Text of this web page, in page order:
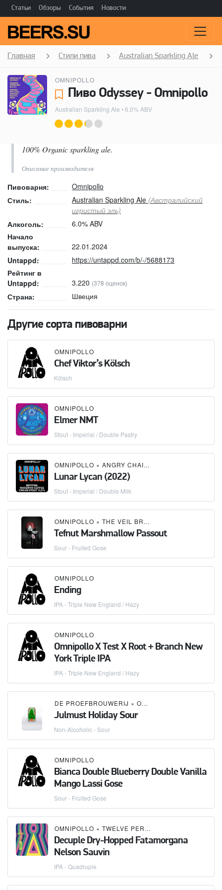
Статьи Обзоры События Новости
Главная Стили пива Australian Sparkling Ale
OMNIPOLLO
Пиво Odyssey - Omnipollo
Australian Sparkling Ale • 6.0% ABV
100% Organic sparkling ale.
Описание производителя
Пивоварня:
Omnipollo
Стиль:
Australian Sparkling Ale (Австралийский
игристый эль)
Алкоголь:
6.0% ABV
Начало
выпуска:
22.01.2024
Untappd:
https://untappd.com/b/-/5688173
Рейтинг в
Untappd:
3.220 (378 оценок)
Страна: Швеция
Другие сорта пивоварни
OMNIPOLLO
Chef Viktor’s Kölsch
Kölsch
OMNIPOLLO
Elmer NMT
Stout - Imperial / Double Pastry
OMNIPOLLO × ANGRY CHAIR BREWING
Lunar Lycan (2022)
Stout - Imperial / Double Milk
OMNIPOLLO × THE VEIL BREWING CO.
Tefnut Marshmallow Passout
Sour - Fruited Gose
OMNIPOLLO
Ending
IPA - Triple New England / Hazy
OMNIPOLLO
Omnipollo X Test X Root + Branch New
York Triple IPA
IPA - Triple New England / Hazy
DE PROEFBROUWERIJ × OMNIPOLLO
Julmust Holiday Sour
Non-Alcoholic - Sour
OMNIPOLLO
Bianca Double Blueberry Double Vanilla
Mango Lassi Gose
Sour - Fruited Gose
OMNIPOLLO × TWELVE PERCENT BEER PROJECT
Decuple Dry-Hopped Fatamorgana
Nelson Sauvin
IPA - Quadruple